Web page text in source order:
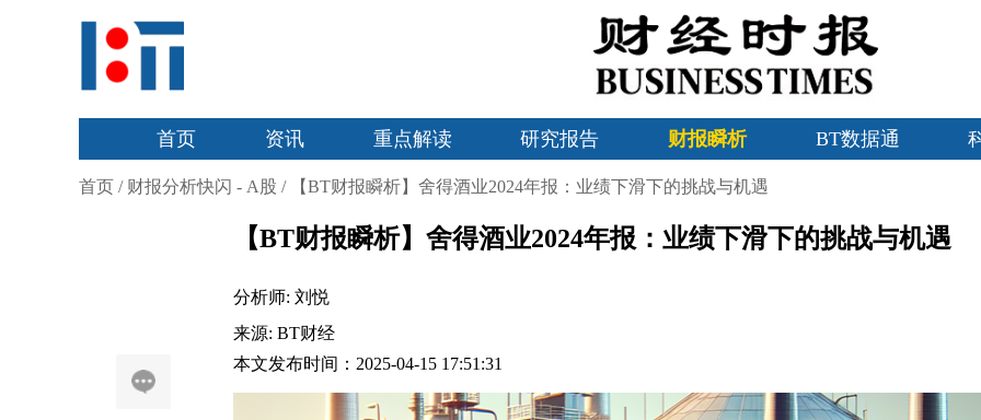
首页 资讯 重点解读 研究报告 财报瞬析 BT数据通
首页 / 财报分析快闪 - A股 / 【BT财报瞬析】舍得酒业2024年报：业绩下滑下的挑战与机遇
【BT财报瞬析】舍得酒业2024年报：业绩下滑下的挑战与机遇
分析师: 刘悦
来源: BT财经
本文发布时间：2025-04-15 17:51:31